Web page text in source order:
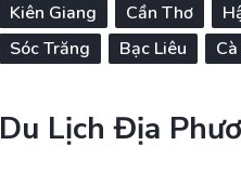
Kiên Giang
Cần Thơ
Sóc Trăng
Bạc Liêu
Du Lịch Địa